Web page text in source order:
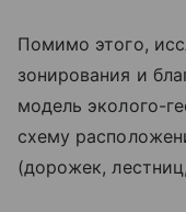
Помимо этого,
зонирования и
модель эколого-
схему
(дорожек,